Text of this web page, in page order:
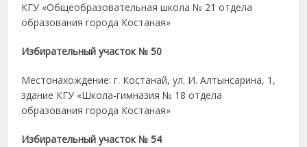
КГУ «Общеобразовательная школа № 21 отдела
образования города Костаная»
Избирательный участок № 50
Местонахождение: г. Костанай, ул. И. Алтынсарина, 1,
здание КГУ «Школа-гимназия № 18 отдела
образования города Костаная»
Избирательный участок № 54